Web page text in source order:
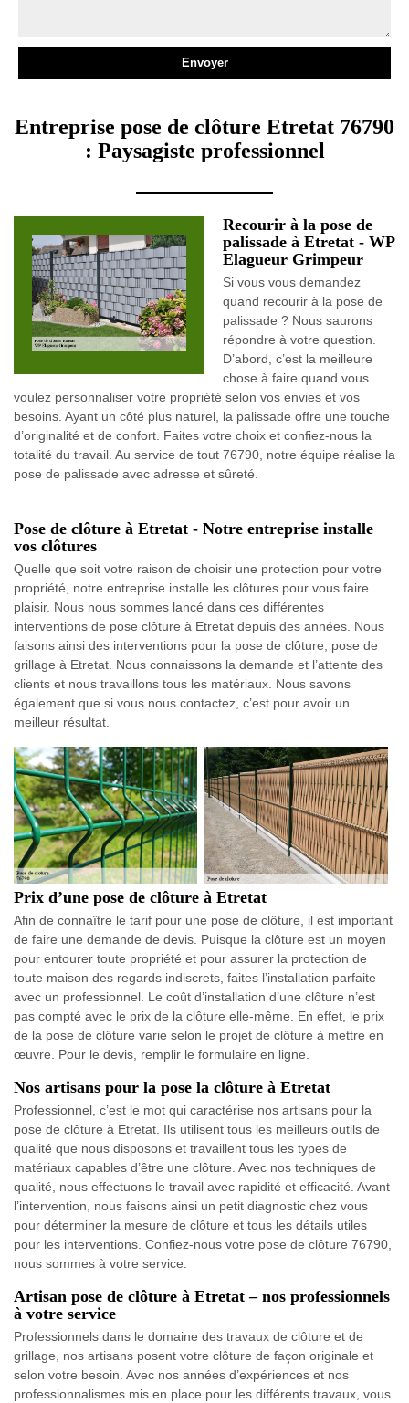
Entreprise pose de clôture Etretat 76790
: Paysagiste professionnel
Recourir à la pose de
palissade à Etretat - WP
Elagueur Grimpeur
Si vous vous demandez
quand recourir à la pose de
palissade ? Nous saurons
répondre à votre question.
D’abord, c’est la meilleure
chose à faire quand vous
voulez personnaliser votre propriété selon vos envies et vos
besoins. Ayant un côté plus naturel, la palissade offre une touche
d’originalité et de confort. Faites votre choix et confiez-nous la
totalité du travail. Au service de tout 76790, notre équipe réalise la
pose de palissade avec adresse et sûreté.
Pose de clôture à Etretat - Notre entreprise installe
vos clôtures
Quelle que soit votre raison de choisir une protection pour votre
propriété, notre entreprise installe les clôtures pour vous faire
plaisir. Nous nous sommes lancé dans ces différentes
interventions de pose clôture à Etretat depuis des années. Nous
faisons ainsi des interventions pour la pose de clôture, pose de
grillage à Etretat. Nous connaissons la demande et l’attente des
clients et nous travaillons tous les matériaux. Nous savons
également que si vous nous contactez, c’est pour avoir un
meilleur résultat.
Prix d’une pose de clôture à Etretat
Afin de connaître le tarif pour une pose de clôture, il est important
de faire une demande de devis. Puisque la clôture est un moyen
pour entourer toute propriété et pour assurer la protection de
toute maison des regards indiscrets, faites l’installation parfaite
avec un professionnel. Le coût d’installation d’une clôture n’est
pas compté avec le prix de la clôture elle-même. En effet, le prix
de la pose de clôture varie selon le projet de clôture à mettre en
œuvre. Pour le devis, remplir le formulaire en ligne.
Nos artisans pour la pose la clôture à Etretat
Professionnel, c’est le mot qui caractérise nos artisans pour la
pose de clôture à Etretat. Ils utilisent tous les meilleurs outils de
qualité que nous disposons et travaillent tous les types de
matériaux capables d’être une clôture. Avec nos techniques de
qualité, nous effectuons le travail avec rapidité et efficacité. Avant
l’intervention, nous faisons ainsi un petit diagnostic chez vous
pour déterminer la mesure de clôture et tous les détails utiles
pour les interventions. Confiez-nous votre pose de clôture 76790,
nous sommes à votre service.
Artisan pose de clôture à Etretat – nos professionnels
à votre service
Professionnels dans le domaine des travaux de clôture et de
grillage, nos artisans posent votre clôture de façon originale et
selon votre besoin. Avec nos années d’expériences et nos
professionnalismes mis en place pour les différents travaux, vous